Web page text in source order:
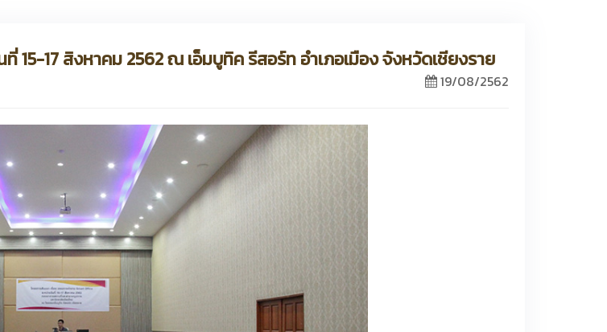
15-17 สิงหาคม 2562 ณ เอ็มบูทิค รีสอร์ท อำเภอเมือง จังหวัดเชียงราย
19/08/2562